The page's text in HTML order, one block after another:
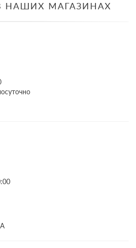
НАШИХ МАГАЗИНАХ